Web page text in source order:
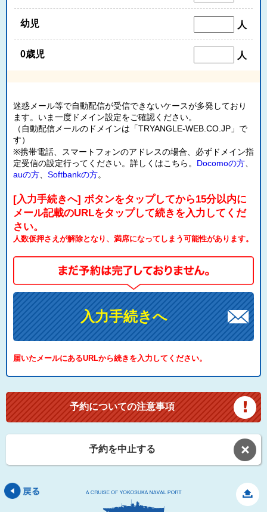
幼児 人
0歳児 人
迷惑メール等で自動配信が受信できないケースが多発しており
ます。いま一度ドメイン設定をご確認ください。
（自動配信メールのドメインは「TRYANGLE-WEB.CO.JP」で
す）
※携帯電話、スマートフォンのアドレスの場合、必ずドメイン指
定受信の設定行ってください。詳しくはこちら。 Docomoの方
auの方
Softbankの方。
[入力手続きへ] ボタンをタップしてから15分以内に
メール記載のURLをタップして続きを入力してくだ
さい。
人数仮押さえが解除となり、満席になってしまう可能性があります。
入力手続きへ
届いたメールにあるURLから続きを入力してください。
予約についての注意事項
予約を中止する